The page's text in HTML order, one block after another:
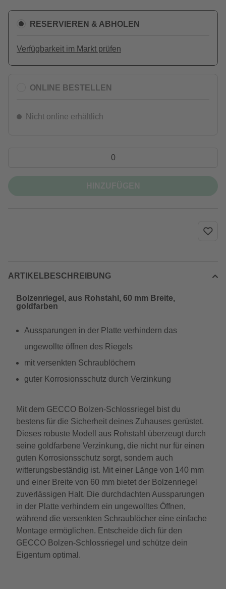
RESERVIEREN & ABHOLEN
Verfügbarkeit im Markt prüfen
ONLINE BESTELLEN
Nicht online erhältlich
ARTIKELBESCHREIBUNG
Bolzenriegel, aus Rohstahl, 60 mm Breite,
goldfarben
Aussparungen in der Platte verhindern das
ungewollte öffnen des Riegels
mit versenkten Schraublöchern
guter Korrosionsschutz durch Verzinkung
Mit dem GECCO Bolzen-Schlossriegel bist du
bestens für die Sicherheit deines Zuhauses gerüstet.
Dieses robuste Modell aus Rohstahl überzeugt durch
seine goldfarbene Verzinkung, die nicht nur für einen
guten Korrosionsschutz sorgt, sondern auch
witterungsbeständig ist. Mit einer Länge von 140 mm
und einer Breite von 60 mm bietet der Bolzenriegel
zuverlässigen Halt. Die durchdachten Aussparungen
in der Platte verhindern ein ungewolltes Öffnen,
während die versenkten Schraublöcher eine einfache
Montage ermöglichen. Entscheide dich für den
GECCO Bolzen-Schlossriegel und schütze dein
Eigentum optimal.